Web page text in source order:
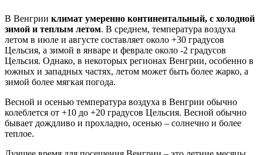
В Венгрии климат умеренно континентальный, с холодной
зимой и теплым летом. В среднем, температура воздуха
летом в июле и августе составляет около +30 градусов
Цельсия, а зимой в январе и феврале около -2 градусов
Цельсия. Однако, в некоторых регионах Венгрии, особенно в
южных и западных частях, летом может быть более жарко, а
зимой более мягкая погода.
Весной и осенью температура воздуха в Венгрии обычно
колеблется от +10 до +20 градусов Цельсия. Весной обычно
бывает дождливо и прохладно, осенью – солнечно и более
теплое.